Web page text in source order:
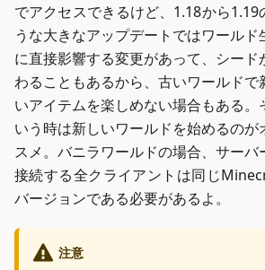
でアクセスできるけど、1.18から1.19
うな大きなアップデートではワールド
に直接影響する変更があって、シード
わることもあるから、古いワールドで
いアイテムを楽しめない場合もある。
いう時は新しいワールドを始めるのが
スメ。バニラワールドの場合、サーバ
接続する全クライアントは同じ
バージョンである必要があるよ。
注意